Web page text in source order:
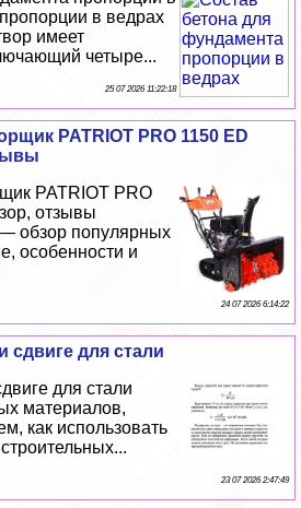
в ведрах
имеет
четыре...
25 07 2026 11:22:18
PATRIOT PRO 1150 ED
PATRIOT PRO
отзывы
обзор популярных
особенности и
24 07 2026 6:14:22
сдвиге для стали
для стали
материалов,
как использовать
23 07 2026 2:47:49